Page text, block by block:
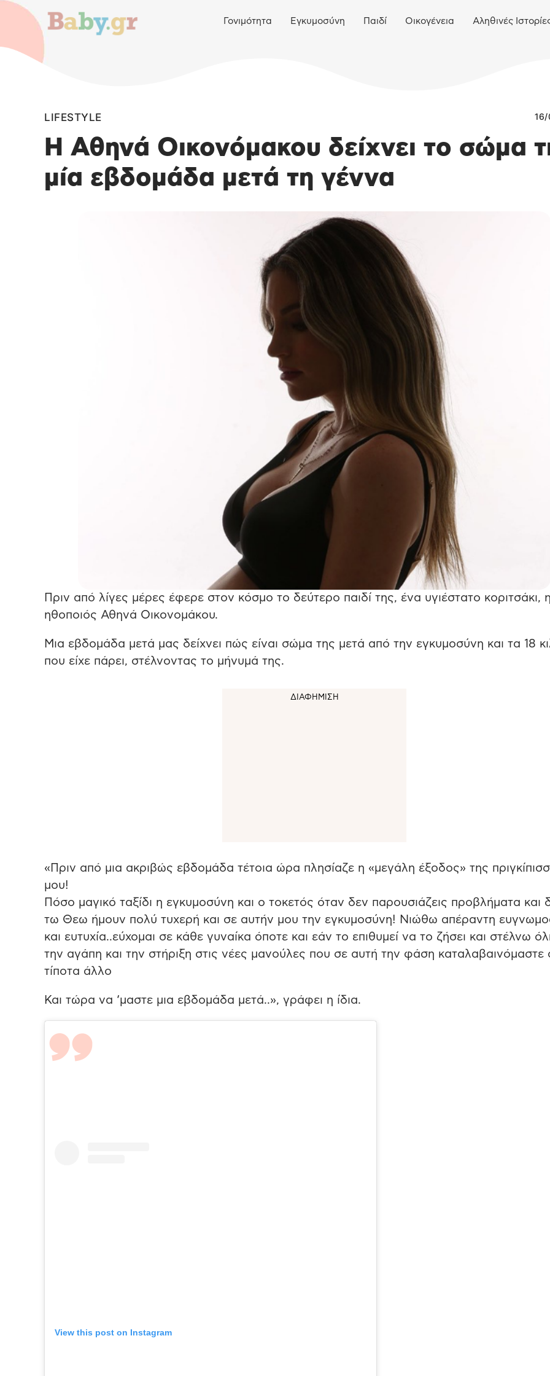
Γονιμότητα Εγκυμοσύνη Παιδί Οικογένεια Αληθινές
LIFESTYLE
Η Αθηνά Οικονόμακου δείχνει το σώμα
μία εβδομάδα μετά τη γέννα
Πριν από λίγες μέρες έφερε στον κόσμο το δεύτερο παιδί της, ένα υγιέστατο κοριτσάκι, η
ηθοποιός Αθηνά Οικονομάκου.
Μια εβδομάδα μετά μας δείχνει πώς είναι σώμα της μετά από την εγκυμοσύνη και τα 18
που είχε πάρει, στέλνοντας το μήνυμά της.
«Πριν από μια ακριβώς εβδομάδα τέτοια ώρα πλησίαζε η «μεγάλη έξοδος» της
μου!
Πόσο μαγικό ταξίδι η εγκυμοσύνη και ο τοκετός όταν δεν παρουσιάζεις προβλήματα και
τω Θεω ήμουν πολύ τυχερή και σε αυτήν μου την εγκυμοσύνη! Νιώθω απέραντη
και ευτυχία..εύχομαι σε κάθε γυναίκα όποτε και εάν το επιθυμεί να το ζήσει και στέλνω
την αγάπη και την στήριξη στις νέες μανούλες που σε αυτή την φάση καταλαβαινόμαστε
τίποτα άλλο
Και τώρα να ‘μαστε μια εβδομάδα μετά..», γράφει η ίδια.
View this post on Instagram